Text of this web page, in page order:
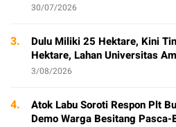
30/07/2026
3.
Dulu Miliki 25 Hektare, Kini
Hektare, Lahan Universitas
3/08/2026
4.
Atok Labu Soroti Respon Plt
Demo Warga Besitang Pasca-